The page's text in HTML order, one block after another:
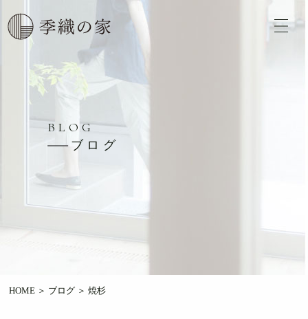
BLOG
ブログ
HOME ＞ ブログ ＞ 焼杉